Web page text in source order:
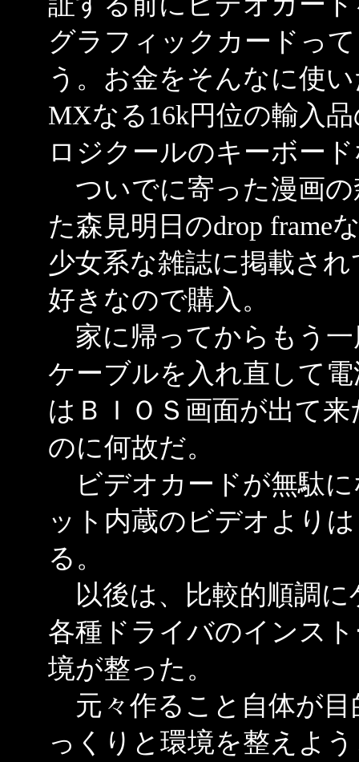
グラフィックカードっ
う。お金をそんなに使
MXなる16k円位の輸入
ロジクールのキーボー
ついでに寄った漫画の
た森見明日のdrop frame
少女系な雑誌に掲載さ
好きなので購入。
家に帰ってからもう一
ケーブルを入れ直して
はＢＩＯＳ画面が出て
のに何故だ。
ビデオカードが無駄
ット内蔵のビデオより
る。
以後は、比較的順調に
各種ドライバのインス
境が整った。
元々作ること自体が目
っくりと環境を整えよ